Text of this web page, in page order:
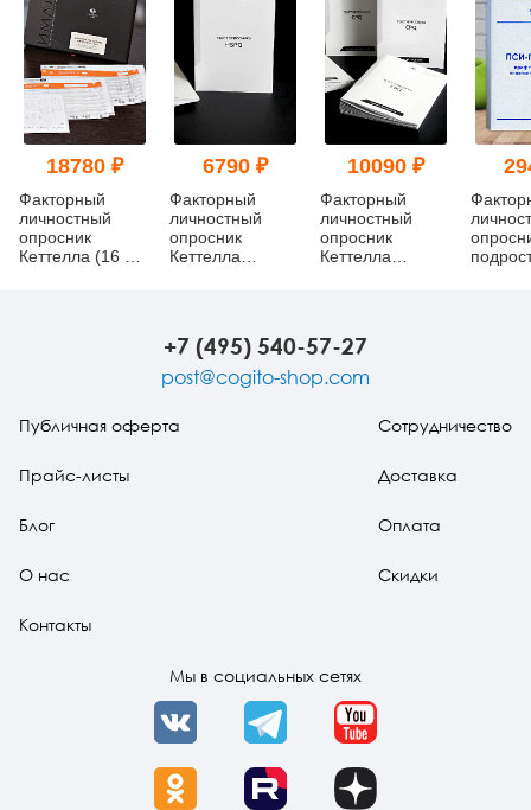
18780 ₽
Факторный
личностный
опросник
Кеттелла (16 PF,
6790 ₽
Факторный
личностный
опросник
Кеттелла
подростковый)
10090 ₽
Факторный
личностный
опросник
Кеттелла
+7 (495) 540-57-27
post@cogito-shop.com
Публичная оферта
Прайс-листы
Блог
О нас
Контакты
Сотрудничество
Доставка
Оплата
Скидки
Мы в социальных сетях
VK Telegram YouTube
OK Rutube Dzen